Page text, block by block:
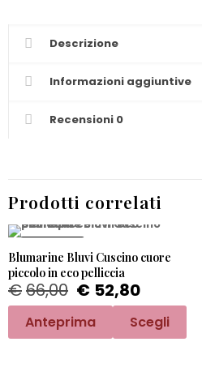
Descrizione
Informazioni aggiuntive
Recensioni 0
Prodotti correlati
Blumarine Bluvi Cuscino cuore
piccolo in eco pelliccia
€66,00 € 52,80
Anteprima Scegli